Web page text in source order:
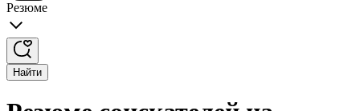
Резюме
Найти